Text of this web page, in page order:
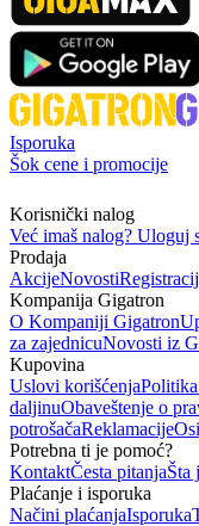
Isporuka
Šok cene i promocije
Korisnički nalog
Već imaš nalog? Uloguj
Prodaja
AkcijeNovosti
Kompanija Gigatron
O Kompaniji Gigatron
za zajednicuNovosti iz
Kupovina
Uslovi korišćenja
daljinuObaveštenje o
potrošačaReklamacije
Potrebna ti je pomoć?
KontaktČesta pitanjaŠta
Plaćanje i isporuka
Načini plaćanjaIsporuka